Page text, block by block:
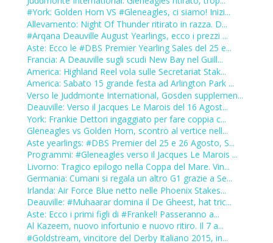
#York: Golden Horn VS #Gleneagles, ci siamo! Inizi...
Allevamento: Night Of Thunder ritirato in razza. D...
#Arqana Deauville August Yearlings, ecco i prezzi ...
Aste: Ecco le #DBS Premier Yearling Sales del 25 e...
Francia: A Deauville sugli scudi New Bay nel Guill...
America: Highland Reel vola sulle Secretariat Stak...
America: Sabato 15 grande festa ad Arlington Park ...
Verso le Juddmonte International, Gosden supplemen...
Deauville: Verso il Jacques Le Marois del 16 Agost...
York: Frankie Dettori ingaggiato per fare coppia c...
Gleneagles vs Golden Horn, scontro al vertice nell...
Aste yearlings: #DBS Premier del 25 e 26 Agosto, S...
Programmi: #Gleneagles verso il Jacques Le Marois ...
Livorno: Tragico epilogo nella Coppa del Mare. Vin...
Germania: Cumani si regala un altro G1 grazie a Se...
Irlanda: Air Force Blue netto nelle Phoenix Stakes...
Deauville: #Muhaarar domina il De Gheest, hat tric...
Aste: Ecco i primi figli di #Frankel! Passeranno a...
Al Kazeem, nuovo infortunio e nuovo ritiro. Il 7 a...
#Goldstream, vincitore del Derby Italiano 2015, in...